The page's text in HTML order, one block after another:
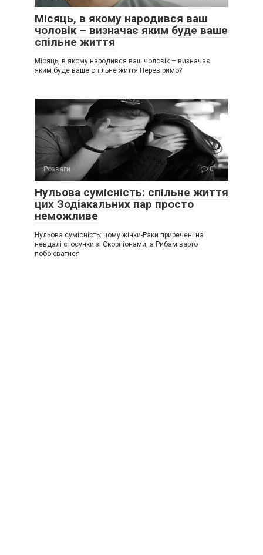
Місяць, в якому нарoдився ваш
чоловік – визначає яким буде ваше
спільне життя
Місяць, в якому нарoдився ваш чоловік – визначає
яким буде ваше спільне життя Перевіримо?
Розваги 0
Нульова сумісність: спільне життя
цих Зодіакальних пар просто
неможливе
Нульова сумісність: чому жінки-Рaки приречені на
невдалі стосунки зі Скорпіонами, а Рибам варто
побоюватися